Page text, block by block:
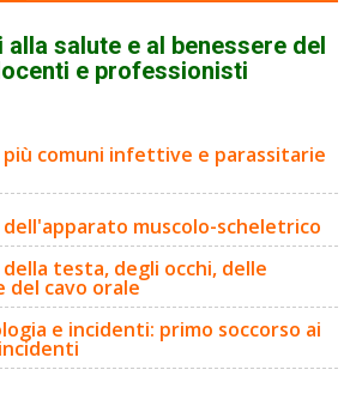
salute e al benessere del
e professionisti
comuni infettive e parassitarie
muscolo-scheletrico
testa, degli occhi, delle
del cavo orale
e incidenti: primo soccorso ai